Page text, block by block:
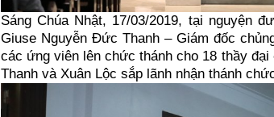
Sáng Chúa Nhật, 17/03/2019, tại nguyện
Giuse Nguyễn Đức Thanh – Giám đốc
các ứng viên lên chức thánh cho 18 thầy
Thanh và Xuân Lộc sắp lãnh nhận thánh